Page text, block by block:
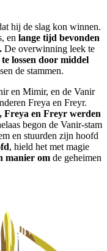
hij de slag kon winnen.
en lange tijd bevonden
De overwinning leek te
lossen door middel
de stammen.
en Mimir, en de Vanir
Freya en Freyr.
Freya en Freyr werden
begon de Vanir-stam
en stuurden zijn hoofd
, hield het met magie
manier om de geheimen